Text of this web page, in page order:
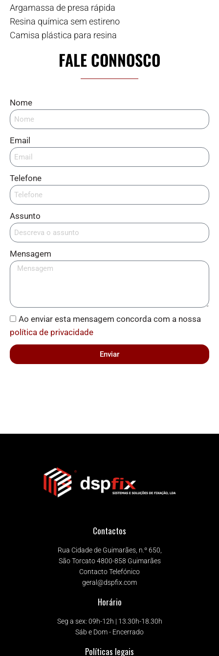
Argamassa de presa rápida
Resina química sem estireno
Camisa plástica para resina
FALE CONNOSCO
Nome
Email
Telefone
Assunto
Mensagem
Ao enviar esta mensagem concorda com a nossa
política de privacidade
Enviar
Contactos
Rua Cidade de Guimarães, n.º 650,
São Torcato 4800-858 Guimarães
Contacto Telefónico
geral@dspfix.com
Horário
Seg a sex: 09h-12h | 13.30h-18.30h
Sáb e Dom - Encerrado
Políticas legais